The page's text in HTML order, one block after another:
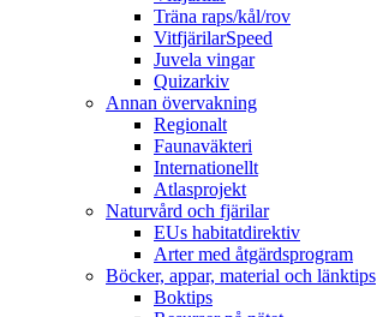
Träna raps/kål/rov
VitfjärilarSpeed
Juvela vingar
Quizarkiv
Annan övervakning
Regionalt
Faunaväkteri
Internationellt
Atlasprojekt
Naturvård och fjärilar
EUs habitatdirektiv
Arter med åtgärdsprogram
Böcker, appar, material och länktips
Boktips